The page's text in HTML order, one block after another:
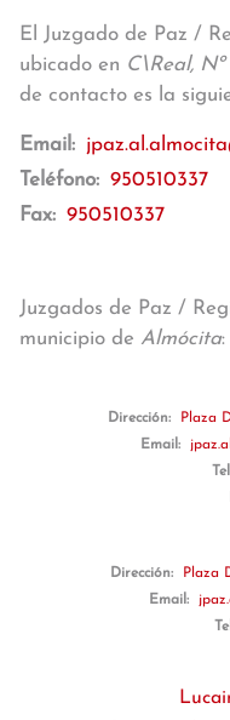
El Juzgado de Paz /
ubicado en C\Real, Nº
de contacto es la
Email:
Teléfono: 950510337
Fax: 950510337
Juzgados de Paz /
municipio de Almócita:
Dirección:
Plaza
Email:
Dirección:
Plaza
Email: